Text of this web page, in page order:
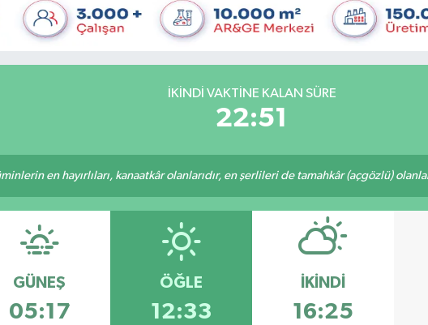
İKINDI VAKTINE KALAN SÜRE
22:51
en hayırlıları, kanaatkâr olanlarıdır, en şerlileri de tamahkâr (açgözlü)
GÜNEŞ
05:17
ÖĞLE
12:33
İKINDI
16:25